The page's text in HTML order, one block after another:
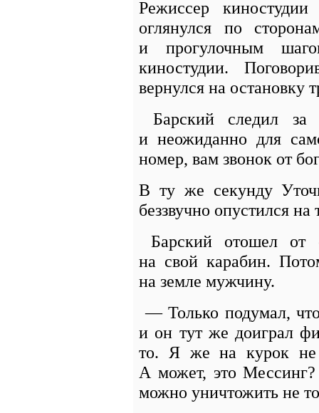
Режиссер
оглянулся по
и прогулочным
киностудии.
вернулся на остановку
Барский следил за
и неожиданно для
номер, вам звонок от
В ту же секунду
беззвучно опустился
Барский отошел от
на свой карабин.
на земле мужчину.
— Только подумал,
и он тут же доиграл
то. Я же на курок
А может, это
можно уничтожить не